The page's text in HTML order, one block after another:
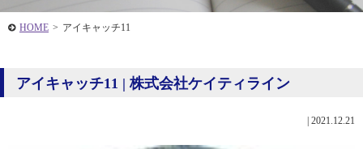
HOME > アイキャッチ11
アイキャッチ11 | 株式会社ケイティライン
2021.12.21